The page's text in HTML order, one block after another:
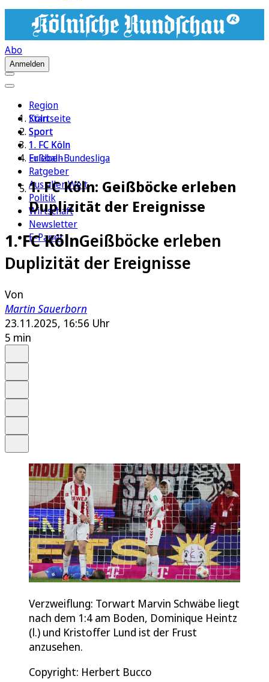
Abo
Anmelden
Region
Köln
Sport
1. FC Köln
Erleben
Ratgeber
Aus aller Welt
Politik
Wirtschaft
Newsletter
E-Paper
Startseite
Sport
1. FC Köln
Fußball-Bundesliga
1. FC Köln: Geißböcke erleben
Duplizität der Ereignisse
1. FC KölnGeißböcke erleben
Duplizität der Ereignisse
Von
Martin Sauerborn
23.11.2025, 16:56 Uhr
5 min
Verzweiflung: Torwart Marvin Schwäbe liegt
nach dem 1:4 am Boden, Dominique Heintz
(l.) und Kristoffer Lund ist der Frust
anzusehen.
Copyright: Herbert Bucco